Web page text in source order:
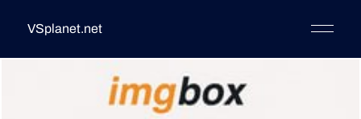
VSplanet.net